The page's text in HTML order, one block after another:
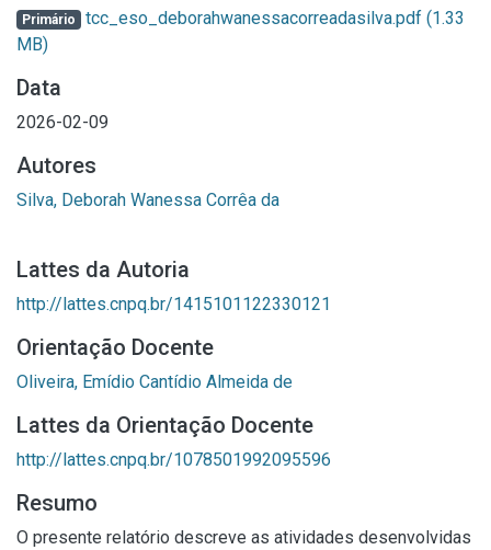
Primário tcc_eso_deborahwanessacorreadasilva.pdf (1.33
MB)
Data
2026-02-09
Autores
Silva, Deborah Wanessa Corrêa da
Lattes da Autoria
http://lattes.cnpq.br/1415101122330121
Orientação Docente
Oliveira, Emídio Cantídio Almeida de
Lattes da Orientação Docente
http://lattes.cnpq.br/1078501992095596
Resumo
O presente relatório descreve as atividades desenvolvidas